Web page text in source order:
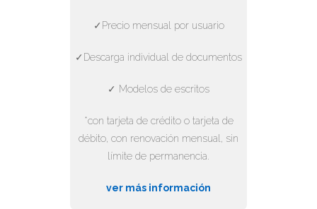
✓Precio mensual por usuario
✓Descarga individual de documentos
✓ Modelos de escritos
*con tarjeta de crédito o tarjeta de
débito, con renovación mensual, sin
límite de permanencia.
ver más información